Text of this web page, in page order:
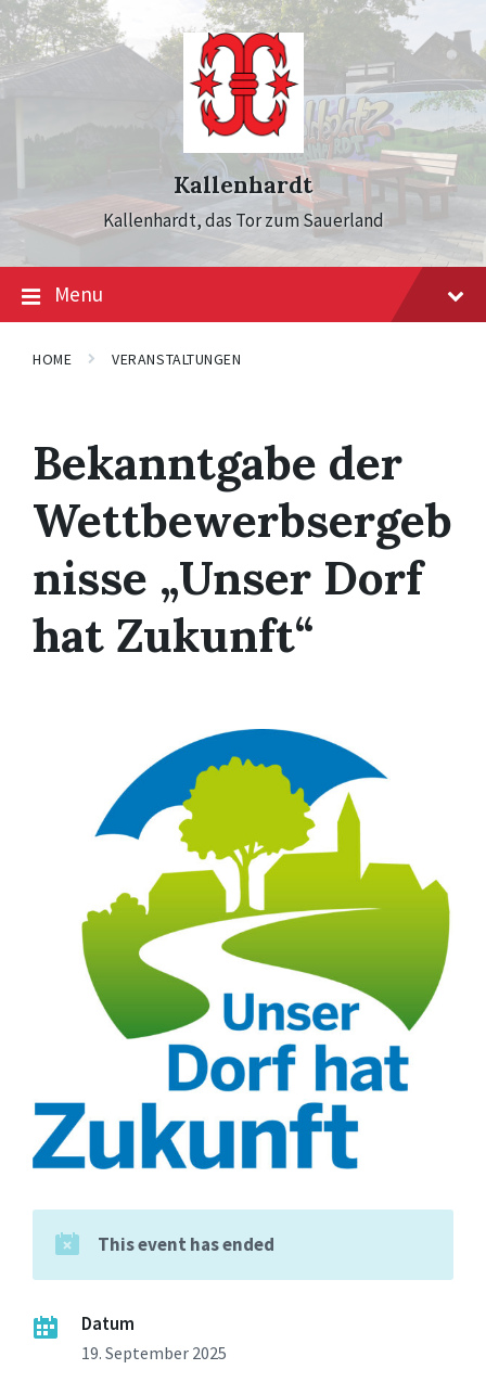
Skip
to
content
Skip
to
main
navigation
Skip
to
footer
Kallenhardt
Kallenhardt, das Tor zum Sauerland
Menu
HOME VERANSTALTUNGEN
Bekanntgabe der
Wettbewerbsergeb
nisse „Unser Dorf
hat Zukunft“
This event has ended
Datum
19. September 2025